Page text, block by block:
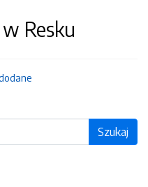
Resku
Szukaj